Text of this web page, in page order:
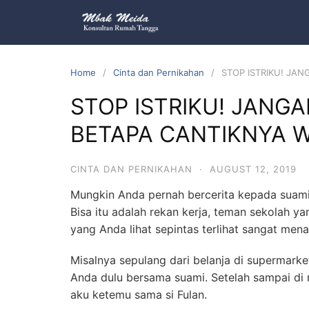
Home Cinta dan Pernikahan STOP ISTRIKU!
STOP ISTRIKU!
BETAPA CANTIKNYA
CINTA DAN PERNIKAHAN · AUGUST 12, 2019
Mungkin Anda pernah bercerita kepada
Bisa itu adalah rekan kerja, teman sekolah
yang Anda lihat sepintas terlihat sangat
Misalnya sepulang dari belanja di
Anda dulu bersama suami. Setelah sampai
aku ketemu sama si Fulan.